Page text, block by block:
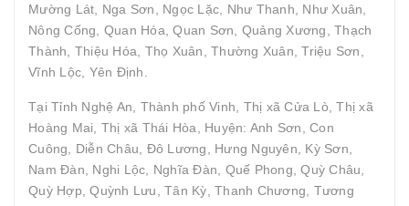
Mường Lát, Nga Sơn, Ngọc Lặc, Như Thanh, Như Xuân,
Nông Cống, Quan Hóa, Quan Sơn, Quảng Xương, Thạch
Thành, Thiệu Hóa, Thọ Xuân, Thường Xuân, Triệu Sơn,
Vĩnh Lộc, Yên Định.
Tại Tỉnh Nghệ An, Thành phố Vinh, Thị xã Cửa Lò, Thị xã
Hoàng Mai, Thị xã Thái Hòa, Huyện: Anh Sơn, Con
Cuông, Diễn Châu, Đô Lương, Hưng Nguyên, Kỳ Sơn,
Nam Đàn, Nghi Lộc, Nghĩa Đàn, Quế Phong, Quỳ Châu,
Quỳ Hợp, Quỳnh Lưu, Tân Kỳ, Thanh Chương, Tương